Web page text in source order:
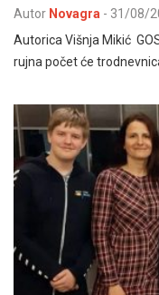
Autor Novagra - 31/08/
Autorica Višnja Mikić
rujna počet će